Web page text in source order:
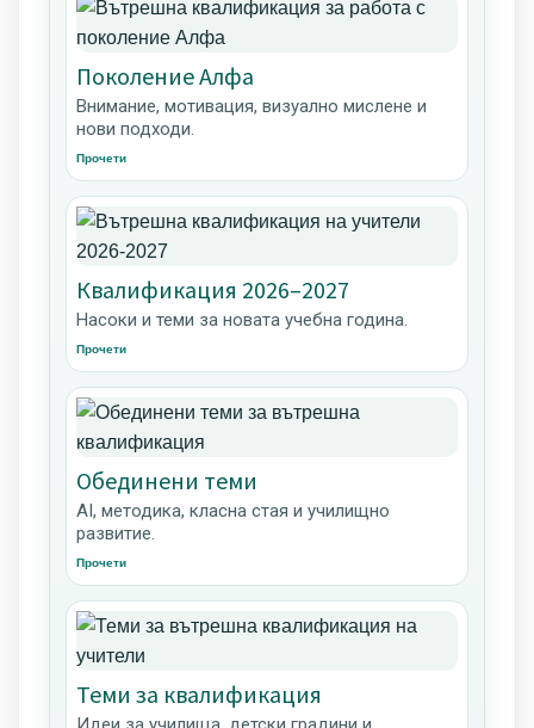
Поколение Алфа
Внимание, мотивация, визуално мислене и
нови подходи.
Прочети
Квалификация 2026–2027
Насоки и теми за новата учебна година.
Прочети
Обединени теми
AI, методика, класна стая и училищно
развитие.
Прочети
Теми за квалификация